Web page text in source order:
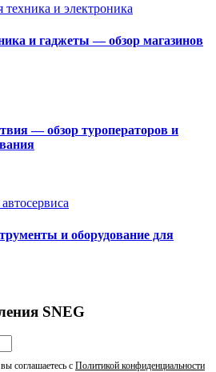
и гаджеты — обзор магазинов
— обзор туроператоров и
и оборудование для
SNEG
соглашаетесь с Политикой конфиденциальности